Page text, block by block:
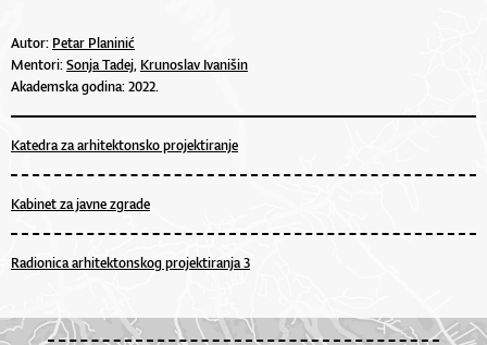
Autor: Petar Planinić
Mentori:Sonja Tadej, Krunoslav Ivanišin
Akademska godina: 2022.
Katedra za arhitektonsko projektiranje
Kabinet za javne zgrade
Radionica arhitektonskog projektiranja 3